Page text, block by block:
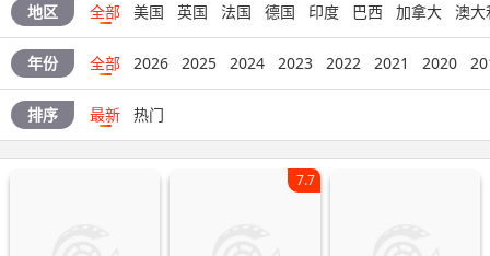
地区 全部 美国 英国 法国 德国 印度 巴西 加拿大 澳大
年份 全部 2026 2025 2024 2023 2022 2021 2020
排序 最新 热门
7.7